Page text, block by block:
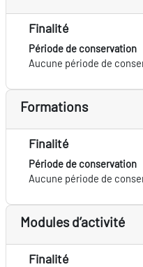
Finalité
Période de conservation
Aucune période de
Formations
Finalité
Période de conservation
Aucune période de
Modules d’activité
Finalité